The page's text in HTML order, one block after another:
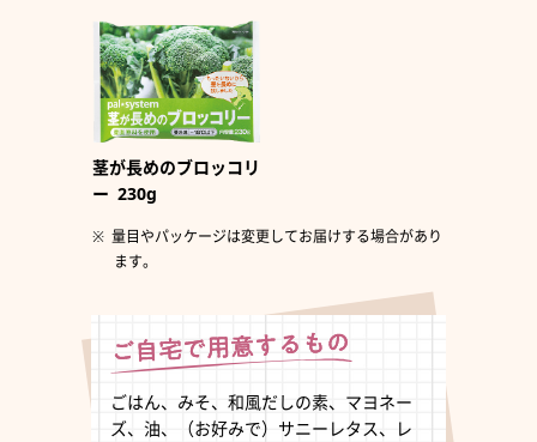
茎が長めのブロッコリ
ー 230g
量目やパッケージは変更してお届けする場合があり
ます。
ごはん、みそ、和風だしの素、マヨネー
ズ、油、（お好みで）サニーレタス、レ